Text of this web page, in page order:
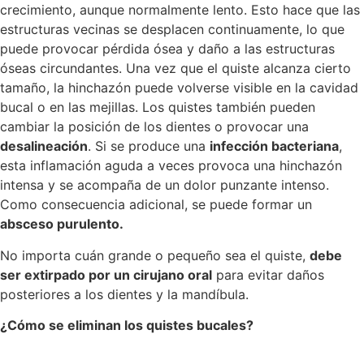
crecimiento, aunque normalmente lento. Esto hace que las
estructuras vecinas se desplacen continuamente, lo que
puede provocar pérdida ósea y daño a las estructuras
óseas circundantes. Una vez que el quiste alcanza cierto
tamaño, la hinchazón puede volverse visible en la cavidad
bucal o en las mejillas. Los quistes también pueden
cambiar la posición de los dientes o provocar una
desalineación. Si se produce una infección bacteriana,
esta inflamación aguda a veces provoca una hinchazón
intensa y se acompaña de un dolor punzante intenso.
Como consecuencia adicional, se puede formar un
absceso purulento.
No importa cuán grande o pequeño sea el quiste, debe
ser extirpado por un cirujano oral para evitar daños
posteriores a los dientes y la mandíbula.
¿Cómo se eliminan los quistes bucales?